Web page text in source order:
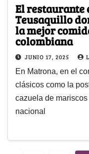
El restaurante
Teusaquillo
la mejor
colombiana
JUNIO 17, 2025
En Matrona, en el
clásicos como la
cazuela de
nacional